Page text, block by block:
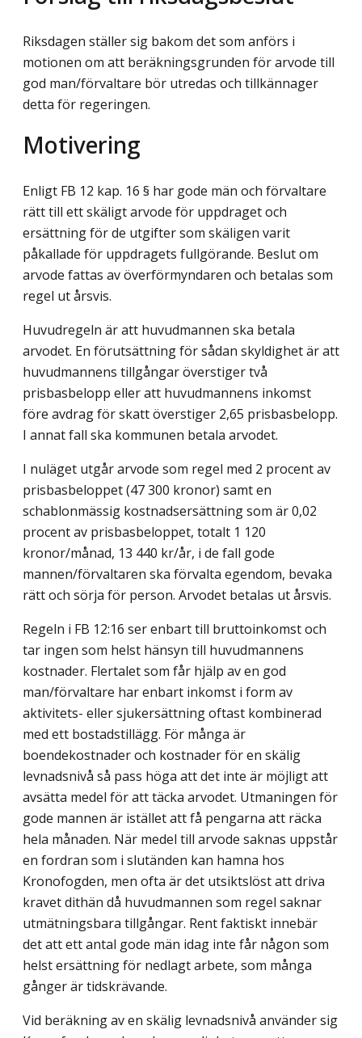
Riksdagen ställer sig bakom det som anförs i
motionen om att beräkningsgrunden för arvode till
god man/förvaltare bör utredas och tillkännager
detta för regeringen.
Motivering
Enligt FB 12 kap. 16 § har gode män och förvaltare
rätt till ett skäligt arvode för upp­draget och
ersättning för de utgifter som skäligen varit
påkallade för uppdragets full­görande. Beslut om
arvode fattas av överförmyndaren och betalas som
regel ut årsvis.
Huvudregeln är att huvudmannen ska betala
arvodet. En förutsättning för sådan skyldighet är att
huvudmannens tillgångar överstiger två
prisbasbelopp eller att huvud­mannens inkomst
före avdrag för skatt överstiger 2,65 prisbasbelopp.
I annat fall ska kommunen betala arvodet.
I nuläget utgår arvode som regel med 2 procent av
prisbasbeloppet (47 300 kronor) samt en
schablonmässig kostnadsersättning som är 0,02
procent av prisbasbeloppet, totalt 1 120
kronor/månad, 13 440 kr/år, i de fall gode
mannen/förvaltaren ska förvalta egendom, bevaka
rätt och sörja för person. Arvodet betalas ut årsvis.
Regeln i FB 12:16 ser enbart till bruttoinkomst och
tar ingen som helst hänsyn till huvudmannens
kostnader. Flertalet som får hjälp av en god
man/förvaltare har enbart inkomst i form av
aktivitets- eller sjukersättning oftast kombinerad
med ett bostadstillägg. För många är
boendekostnader och kostnader för en skälig
levnadsnivå så pass höga att det inte är möjligt att
avsätta medel för att täcka arvodet. Utmaningen för
gode mannen är istället att få pengarna att räcka
hela månaden. När medel till arvode saknas uppstår
en fordran som i slutänden kan hamna hos
Kronofogden, men ofta är det utsiktslöst att driva
kravet dithän då huvudmannen som regel saknar
utmätningsbara tillgångar. Rent faktiskt innebär
det att ett antal gode män idag inte får någon som
helst ersättning för nedlagt arbete, som många
gånger är tidskrävande.
Vid beräkning av en skälig levnadsnivå använder sig